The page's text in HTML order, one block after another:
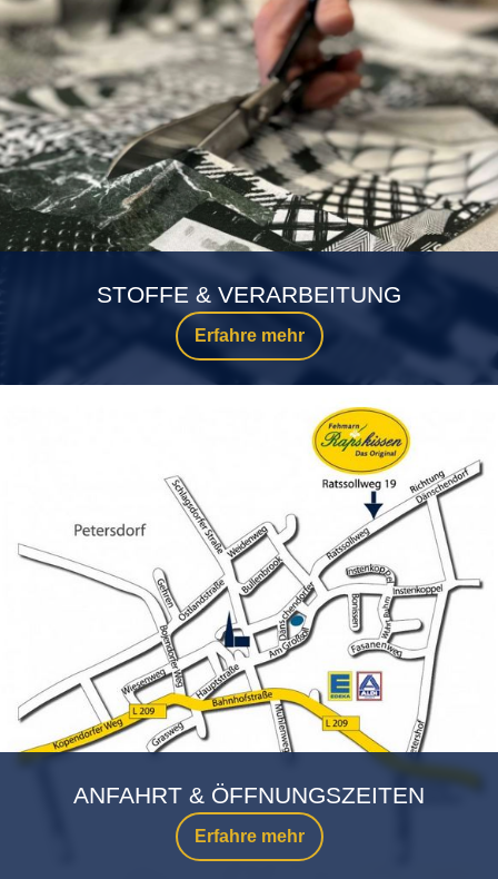
Erfahre mehr
STOFFE & VERARBEITUNG
Erfahre mehr
ANFAHRT & ÖFFNUNGSZEITEN